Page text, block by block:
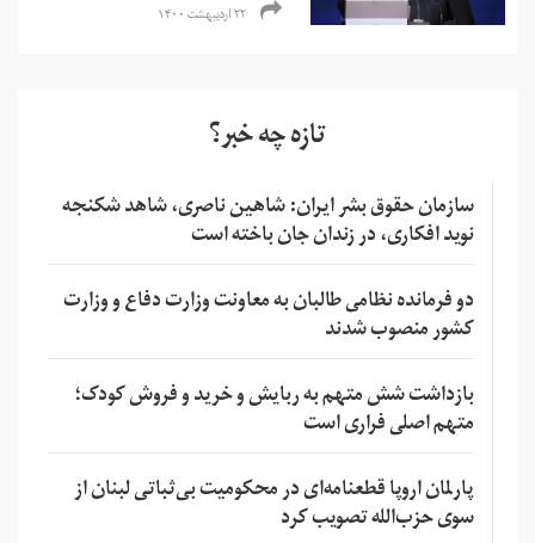
۲۲ اردیبهشت ۱۴۰۰
تازه چه خبر؟
سازمان حقوق بشر ایران: شاهین ناصری، شاهد شکنجه
نوید افکاری، در زندان جان باخته است
دو فرمانده نظامی طالبان به معاونت وزارت دفاع و وزارت
کشور منصوب شدند
بازداشت شش متهم به ربایش و خرید و فروش کودک؛
متهم اصلی فراری است
پارلمان اروپا قطعنامه‌ای در محکومیت بی‌ثباتی لبنان از
سوی حزب‌الله تصویب کرد